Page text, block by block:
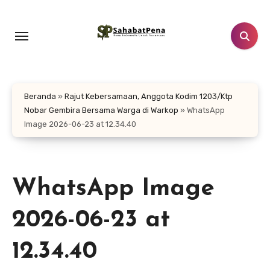
konten
Beranda » Rajut Kebersamaan, Anggota Kodim 1203/Ktp
Nobar Gembira Bersama Warga di Warkop » WhatsApp
Image 2026-06-23 at 12.34.40
WhatsApp Image
2026-06-23 at
12.34.40